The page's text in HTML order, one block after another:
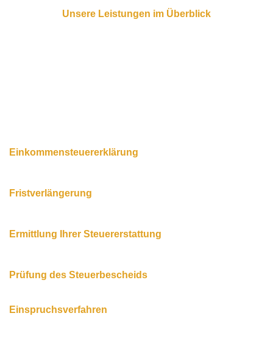
Unsere Leistungen im Überblick
Einkommensteuererklärung
Fristverlängerung
Ermittlung Ihrer Steuererstattung
Prüfung des Steuerbescheids
Einspruchsverfahren